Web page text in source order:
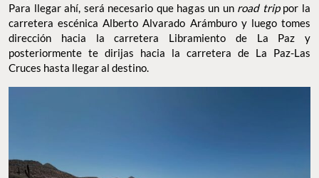
Para llegar ahí, será necesario que hagas un un road trippor la
carretera escénica Alberto Alvarado Arámburo y luego tomes
dirección hacia la carretera Libramiento de La Paz y
posteriormente te dirijas hacia la carretera de La Paz-Las
Cruces hasta llegar al destino.